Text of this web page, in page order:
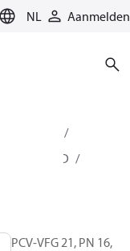
NL Aanmelden
heating
PCVD
PCV-VFG 21, PN 16,